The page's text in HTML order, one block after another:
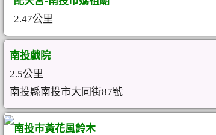
2.47公里
南投戲院
2.5公里
南投縣南投市大同街87號
南投市黃花風鈴木